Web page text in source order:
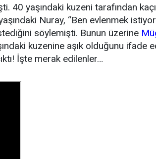
40 yaşındaki kuzeni tarafından
Nuray, “Ben evlenmek
söylemişti. Bunun üzerine
kuzenine aşık olduğunu ifade
İşte merak edilenler…